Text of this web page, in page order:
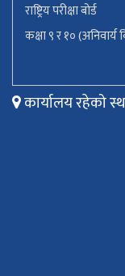
राष्ट्रिय परीक्षा बोर्ड
कक्षा ९ र १०
कार्यालय रहेको